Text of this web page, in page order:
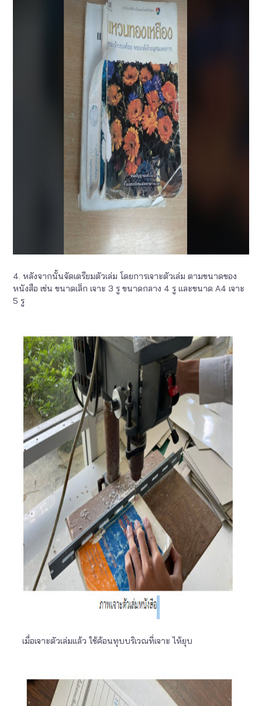
4. หลังจากนั้นจัดเตรียมตัวเล่ม โดยการเจาะตัวเล่ม ตามขนาดของ
หนังสือ เช่น ขนาดเล็ก เจาะ 3 รู ขนาดกลาง 4 รู และขนาด A4 เจาะ
5 รู
เมื่อเจาะตัวเล่มแล้ว ใช้ค้อนทุบบริเวณที่เจาะ ไห้ยุบ